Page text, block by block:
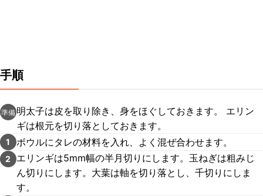
手順
準備 明太子は皮を取り除き、身をほぐしておきます。 エリン
ギは根元を切り落としておきます。
1 ボウルにタレの材料を入れ、よく混ぜ合わせます。
2
エリンギは5mm幅の半月切りにします。玉ねぎは粗みじ
ん切りにします。大葉は軸を切り落とし、千切りにしま
す。